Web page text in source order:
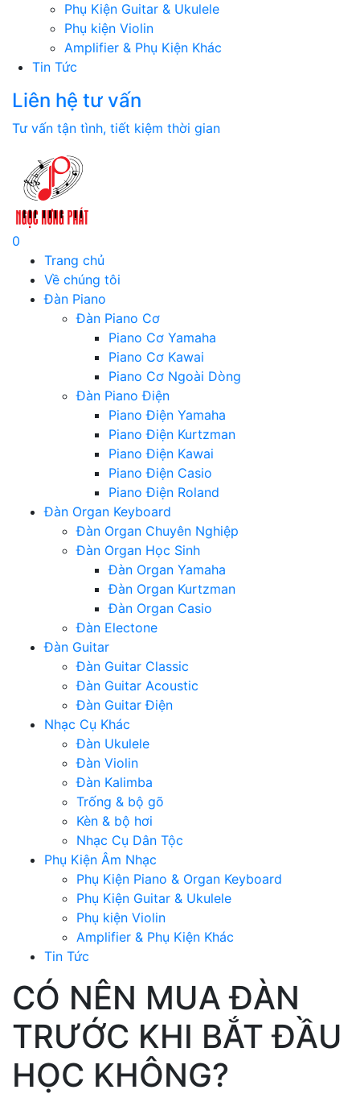
Phụ Kiện Guitar & Ukulele
Phụ kiện Violin
Amplifier & Phụ Kiện Khác
Tin Tức
Liên hệ tư vấn
Tư vấn tận tình, tiết kiệm thời gian
0
Trang chủ
Về chúng tôi
Đàn Piano
Đàn Piano Cơ
Piano Cơ Yamaha
Piano Cơ Kawai
Piano Cơ Ngoài Dòng
Đàn Piano Điện
Piano Điện Yamaha
Piano Điện Kurtzman
Piano Điện Kawai
Piano Điện Casio
Piano Điện Roland
Đàn Organ Keyboard
Đàn Organ Chuyên Nghiệp
Đàn Organ Học Sinh
Đàn Organ Yamaha
Đàn Organ Kurtzman
Đàn Organ Casio
Đàn Electone
Đàn Guitar
Đàn Guitar Classic
Đàn Guitar Acoustic
Đàn Guitar Điện
Nhạc Cụ Khác
Đàn Ukulele
Đàn Violin
Đàn Kalimba
Trống & bộ gõ
Kèn & bộ hơi
Nhạc Cụ Dân Tộc
Phụ Kiện Âm Nhạc
Phụ Kiện Piano & Organ Keyboard
Phụ Kiện Guitar & Ukulele
Phụ kiện Violin
Amplifier & Phụ Kiện Khác
Tin Tức
CÓ NÊN MUA ĐÀN
TRƯỚC KHI BẮT ĐẦU
HỌC KHÔNG?